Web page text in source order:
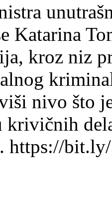
Katarina
kroz niz
nivo što
krivičnih
https://